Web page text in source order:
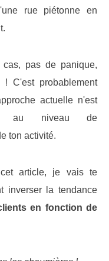
rue piétonne en
pas de panique,
! C'est probablement
actuelle n'est
au niveau de
ton activité.
article, je vais te
inverser la tendance
en fonction de